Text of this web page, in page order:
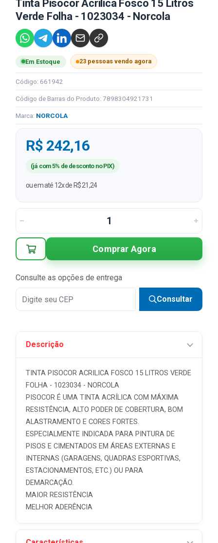
Tinta Pisocor Acrilica Fosco 15 Litros
Verde Folha - 1023034 - Norcola
Em Estoque 23 pessoas vendo agora
Código: 661942
Código de Barras do Produto: 7898304921731
Marca: NORCOLA
R$ 242,16
(já com 5% de desconto no PIX)
ou em até 12x de R$ 21,24
Comprar Agora
Consulte as opções de entrega
Consultar
Descrição
TINTA PISOCOR ACRILICA FOSCO 15 LITROS VERDE
FOLHA - 1023034 - NORCOLA
PISOCOR É UMA TINTA ACRÍLICA COM MÁXIMA
RESISTÊNCIA, ALTO PODER DE COBERTURA, BOM
ALASTRAMENTO E CORES FORTES.
ESPECIALMENTE INDICADA PARA PINTURA DE
PISOS E CIMENTADOS EM ÁREAS EXTERNAS E
INTERNAS (GARAGENS, QUADRAS ESPORTIVAS,
ESTACIONAMENTOS, ETC.) OU PARA
DEMARCAÇÃO.
MAIOR RESISTÊNCIA
MELHOR ADERÊNCIA